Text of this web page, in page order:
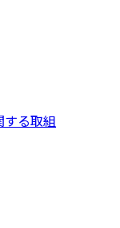
る取組